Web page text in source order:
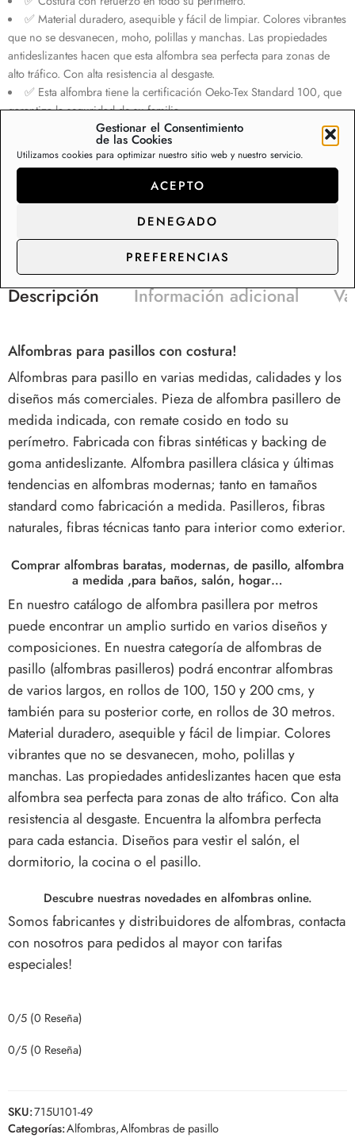
Gestionar el Consentimiento
de las Cookies
Utilizamos cookies para optimizar nuestro sitio web y nuestro servicio.
ACEPTO
DENEGADO
PREFERENCIAS
✅ Material duradero, asequible y fácil de limpiar. Colores vibrantes
que no se desvanecen, moho, polillas y manchas. Las propiedades
antideslizantes hacen que esta alfombra sea perfecta para zonas de
alto tráfico. Con alta resistencia al desgaste.
✅ Esta alfombra tiene la certificación Oeko-Tex Standard 100, que
garantiza la seguridad de su familia.
producto(s) en stock.
AÑADIR AL CARRITO CÓMPRALO YA
Descripción Información adicional
Alfombras para pasillos con costura!
Alfombras para pasillo en varias medidas, calidades y los
diseños más comerciales. Pieza de alfombra pasillero de
medida indicada, con remate cosido en todo su
perímetro. Fabricada con fibras sintéticas y backing de
goma antideslizante. Alfombra pasillera clásica y últimas
tendencias en alfombras modernas; tanto en tamaños
standard como fabricación a medida. Pasilleros, fibras
naturales, fibras técnicas tanto para interior como exterior.
Comprar alfombras baratas, modernas, de pasillo, alfombra
a medida ,para baños, salón, hogar…
En nuestro catálogo de alfombra pasillera por metros
puede encontrar un amplio surtido en varios diseños y
composiciones. En nuestra categoría de alfombras de
pasillo (alfombras pasilleros) podrá encontrar alfombras
de varios largos, en rollos de 100, 150 y 200 cms, y
también para su posterior corte, en rollos de 30 metros.
Material duradero, asequible y fácil de limpiar. Colores
vibrantes que no se desvanecen, moho, polillas y
manchas. Las propiedades antideslizantes hacen que esta
alfombra sea perfecta para zonas de alto tráfico. Con alta
resistencia al desgaste. Encuentra la alfombra perfecta
para cada estancia. Diseños para vestir el salón, el
dormitorio, la cocina o el pasillo.
Descubre nuestras novedades en alfombras online.
Somos fabricantes y distribuidores de alfombras, contacta
con nosotros para pedidos al mayor con tarifas
especiales!
0/5 (0 Reseña)
0/5 (0 Reseña)
SKU:715U101-49
Categorías:Alfombras,Alfombras de pasillo